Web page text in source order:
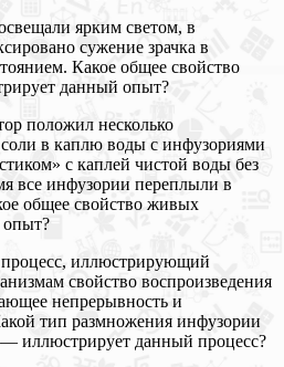
ярким светом, в
сужение зрачка в
Какое общее свойство
данный опыт?
положил несколько
в каплю воды с инфузориями
с каплей чистой воды без
все инфузории переплыли в
общее свойство живых
опыт?
иллюстрирующий
свойство воспроизведения
непрерывность и
тип размножения инфузории
иллюстрирует данный процесс?